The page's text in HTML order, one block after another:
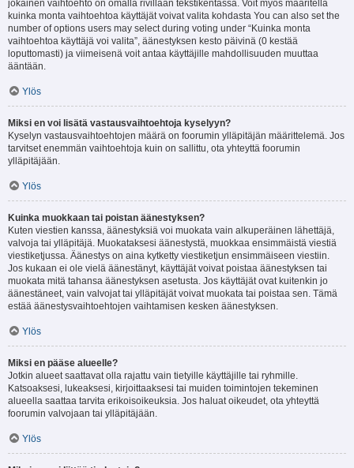
jokainen vaihtoehto on omalla rivillään tekstikentässä. Voit myös määritellä
kuinka monta vaihtoehtoa käyttäjät voivat valita kohdasta You can also set the
number of options users may select during voting under “Kuinka monta
vaihtoehtoa käyttäjä voi valita”, äänestyksen kesto päivinä (0 kestää
loputtomasti) ja viimeisenä voit antaa käyttäjille mahdollisuuden muuttaa
ääntään.
Ylös
Miksi en voi lisätä vastausvaihtoehtoja kyselyyn?
Kyselyn vastausvaihtoehtojen määrä on foorumin ylläpitäjän määrittelemä. Jos
tarvitset enemmän vaihtoehtoja kuin on sallittu, ota yhteyttä foorumin
ylläpitäjään.
Ylös
Kuinka muokkaan tai poistan äänestyksen?
Kuten viestien kanssa, äänestyksiä voi muokata vain alkuperäinen lähettäjä,
valvoja tai ylläpitäjä. Muokataksesi äänestystä, muokkaa ensimmäistä viestiä
viestiketjussa. Äänestys on aina kytketty viestiketjun ensimmäiseen viestiin.
Jos kukaan ei ole vielä äänestänyt, käyttäjät voivat poistaa äänestyksen tai
muokata mitä tahansa äänestyksen asetusta. Jos käyttäjät ovat kuitenkin jo
äänestäneet, vain valvojat tai ylläpitäjät voivat muokata tai poistaa sen. Tämä
estää äänestysvaihtoehtojen vaihtamisen kesken äänestyksen.
Ylös
Miksi en pääse alueelle?
Jotkin alueet saattavat olla rajattu vain tietyille käyttäjille tai ryhmille.
Katsoaksesi, lukeaksesi, kirjoittaaksesi tai muiden toimintojen tekeminen
alueella saattaa tarvita erikoisoikeuksia. Jos haluat oikeudet, ota yhteyttä
foorumin valvojaan tai ylläpitäjään.
Ylös